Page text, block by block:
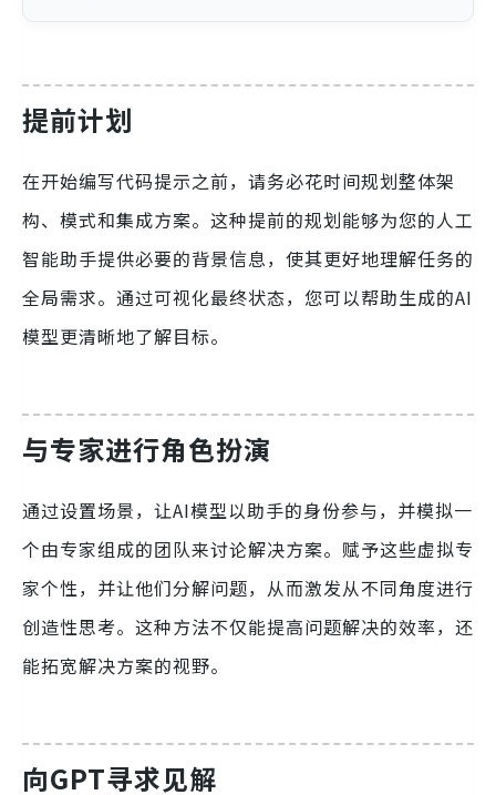
提前计划
在开始编写代码提示之前，请务必花时间规划整体架
构、模式和集成方案。这种提前的规划能够为您的人工
智能助手提供必要的背景信息，使其更好地理解任务的
全局需求。通过可视化最终状态，您可以帮助生成的AI
模型更清晰地了解目标。
与专家进行角色扮演
通过设置场景，让AI模型以助手的身份参与，并模拟一
个由专家组成的团队来讨论解决方案。赋予这些虚拟专
家个性，并让他们分解问题，从而激发从不同角度进行
创造性思考。这种方法不仅能提高问题解决的效率，还
能拓宽解决方案的视野。
向GPT寻求见解